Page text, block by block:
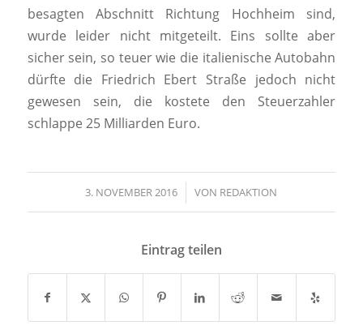
besagten Abschnitt Richtung Hochheim sind,
wurde leider nicht mitgeteilt. Eins sollte aber
sicher sein, so teuer wie die italienische Autobahn
dürfte die Friedrich Ebert Straße jedoch nicht
gewesen sein, die kostete den Steuerzahler
schlappe 25 Milliarden Euro.
3. NOVEMBER 2016
/ VON REDAKTION
Eintrag teilen